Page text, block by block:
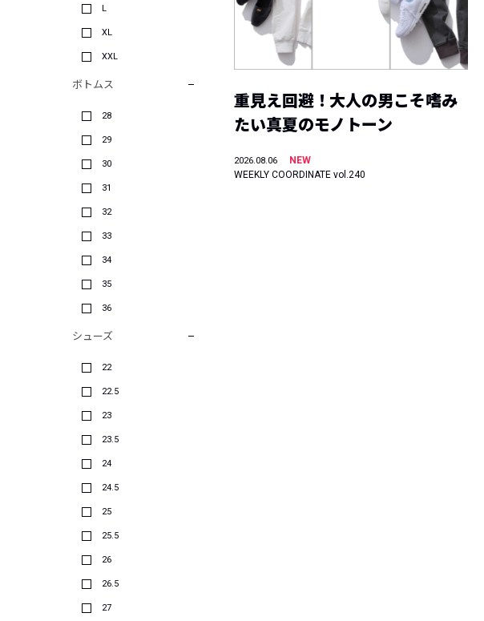
L
XL
XXL
ボトムス
28
29
30
31
32
33
34
35
36
シューズ
22
22.5
23
23.5
24
24.5
25
25.5
26
26.5
27
重見え回避！大人の男こそ嗜み
たい真夏のモノトーン
2026.08.06
NEW
WEEKLY COORDINATE vol.240